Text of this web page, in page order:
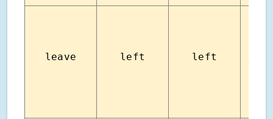
leave left left
ปล่อ